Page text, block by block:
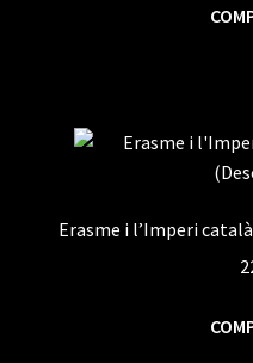
Erasme i l’Imperi